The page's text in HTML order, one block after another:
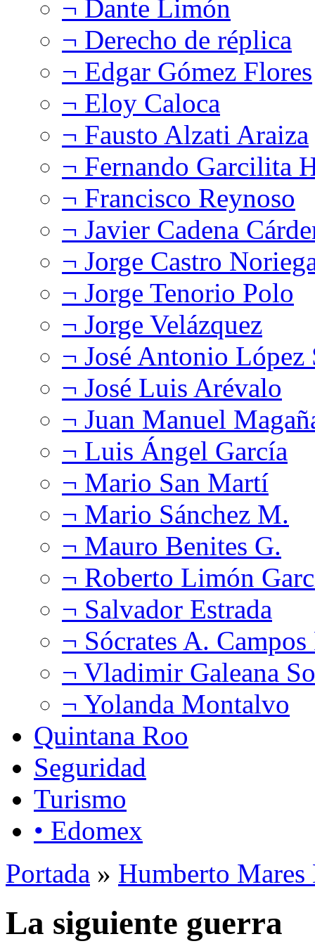
¬ Dante Limón
¬ Derecho de réplica
¬ Edgar Gómez Flores
¬ Eloy Caloca
¬ Fausto Alzati Araiza
¬ Fernando Garcilita
¬ Francisco Reynoso
¬ Javier Cadena
¬ Jorge Castro
¬ Jorge Tenorio Polo
¬ Jorge Velázquez
¬ José Antonio López
¬ José Luis Arévalo
¬ Juan Manuel
¬ Luis Ángel García
¬ Mario San Martí
¬ Mario Sánchez M.
¬ Mauro Benites G.
¬ Roberto Limón
¬ Salvador Estrada
¬ Sócrates A.
¬ Vladimir Galeana
¬ Yolanda Montalvo
Quintana Roo
Seguridad
Turismo
• Edomex
Portada » Humberto Mares
La siguiente guerra